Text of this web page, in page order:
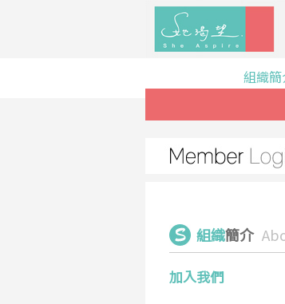
組織
組織簡介
加入我們